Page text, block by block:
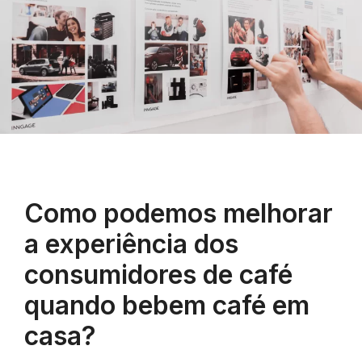
Como podemos melhorar
a experiência dos
consumidores de café
quando bebem café em
casa?